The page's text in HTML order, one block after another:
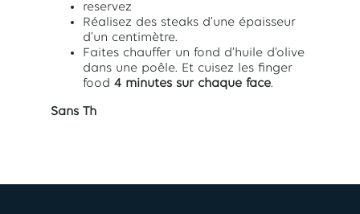
reservez
Réalisez des steaks d’une épaisseur
d’un centimètre.
Faites chauffer un fond d’huile d’olive
dans une poêle. Et cuisez les finger
food 4 minutes sur chaque face.
Sans Th